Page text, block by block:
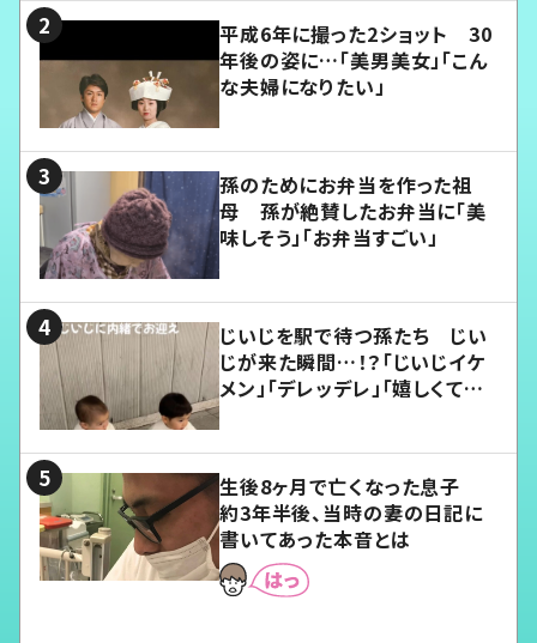
平成6年に撮った2ショット 30
年後の姿に…「美男美女」「こん
な夫婦になりたい」
孫のためにお弁当を作った祖
母 孫が絶賛したお弁当に「美
味しそう」「お弁当すごい」
じいじを駅で待つ孫たち じい
じが来た瞬間…！？「じいじイケ
メン」「デレッデレ」「嬉しくて可
生後8ヶ月で亡くなった息子
約3年半後、当時の妻の日記に
書いてあった本音とは